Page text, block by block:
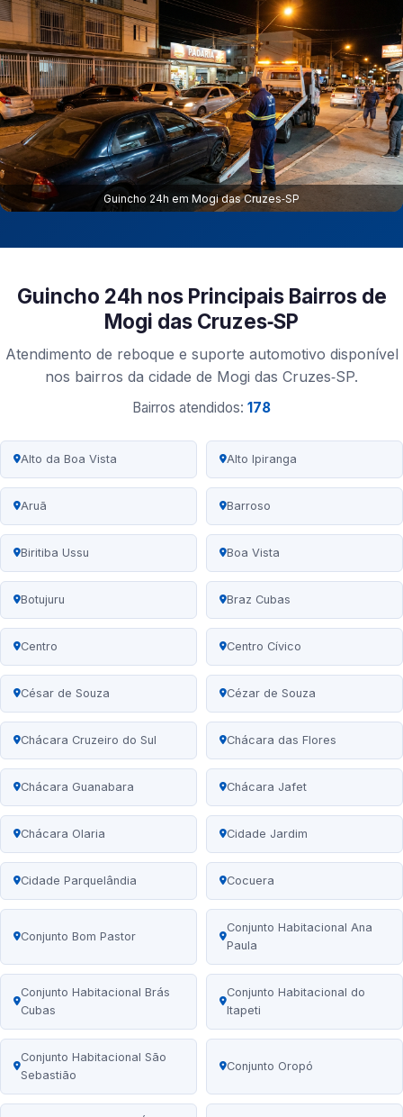
Guincho 24h em Mogi das Cruzes‑SP
Guincho 24h nos Principais Bairros de
Mogi das Cruzes‑SP
Atendimento de reboque e suporte automotivo disponível
nos bairros da cidade de Mogi das Cruzes‑SP.
Bairros atendidos: 178
Alto da Boa Vista Alto Ipiranga
Aruã Barroso
Biritiba Ussu Boa Vista
Botujuru Braz Cubas
Centro Centro Cívico
César de Souza Cézar de Souza
Chácara Cruzeiro do Sul Chácara das Flores
Chácara Guanabara Chácara Jafet
Chácara Olaria Cidade Jardim
Cidade Parquelândia Cocuera
Conjunto Bom Pastor
Conjunto Habitacional Ana
Paula
Conjunto Habitacional Brás
Cubas
Conjunto Habitacional do
Itapeti
Conjunto Habitacional São
Sebastião
Conjunto Oropó